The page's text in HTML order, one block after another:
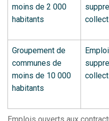
moins de 2 000
habitants
Groupement de
communes de
moins de 10 000
habitants